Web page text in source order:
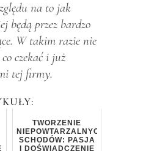
na to jak
będą przez bardzo
W takim razie nie
czekać i już
tej firmy.
TWORZENIE
NIEPOWTARZALNYCH
SCHODÓW: PASJA
I DOŚWIADCZENIE